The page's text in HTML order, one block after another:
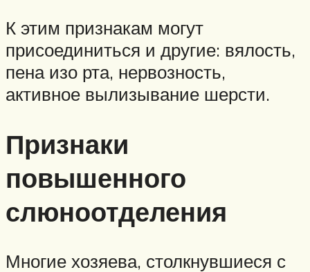
К этим признакам могут
присоединиться и другие: вялость,
пена изо рта, нервозность,
активное вылизывание шерсти.
Признаки
повышенного
слюноотделения
Многие хозяева, столкнувшиеся с